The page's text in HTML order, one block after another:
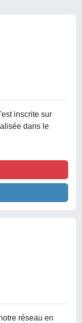
inscrite sur
dans le
réseau en